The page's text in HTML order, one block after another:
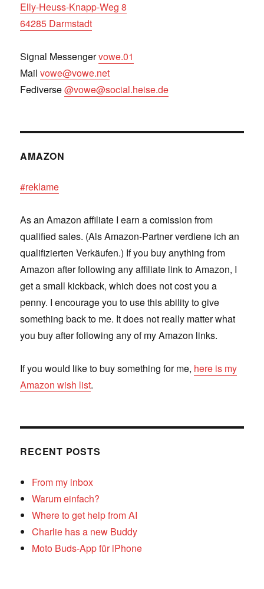
Elly-Heuss-Knapp-Weg 8
64285 Darmstadt
Signal Messengervowe.01
Mailvowe@vowe.net
Fediverse@vowe@social.heise.de
AMAZON
#reklame
As an Amazon affiliate I earn a comission from
qualified sales. (Als Amazon-Partner verdiene ich an
qualifizierten Verkäufen.) If you buy anything from
Amazon after following any affiliate link to Amazon, I
get a small kickback, which does not cost you a
penny. I encourage you to use this ability to give
something back to me. It does not really matter what
you buy after following any of my Amazon links.
If you would like to buy something for me, here is my
Amazon wish list.
RECENT POSTS
From my inbox
Warum einfach?
Where to get help from AI
Charlie has a new Buddy
Moto Buds-App für iPhone